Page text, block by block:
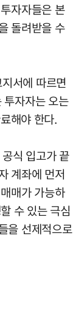
자자들은 본
돌려받을 수
서에 따르면
투자자는 오는
해야 한다.
식 입고가 끝
계좌에 먼저
매가 가능하
수 있는 극심
을 선제적으로